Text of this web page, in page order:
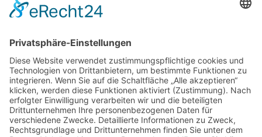
GÄSTE ONLINE
Aktuell:4 Gäste
Rekord: 922 Gäste am 30. Mai 2026 @ 21:22
LETZTEMATCHES
DBV CHARLOTTENBURG 79 60 RED DEVILS